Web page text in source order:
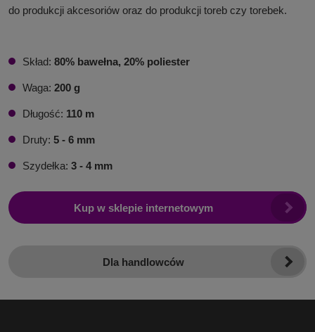
do produkcji akcesoriów oraz do produkcji toreb czy torebek.
Skład: 80% bawełna, 20% poliester
Waga: 200 g
Długość: 110 m
Druty: 5 - 6 mm
Szydełka: 3 - 4 mm
Kup w sklepie internetowym
Dla handlowców